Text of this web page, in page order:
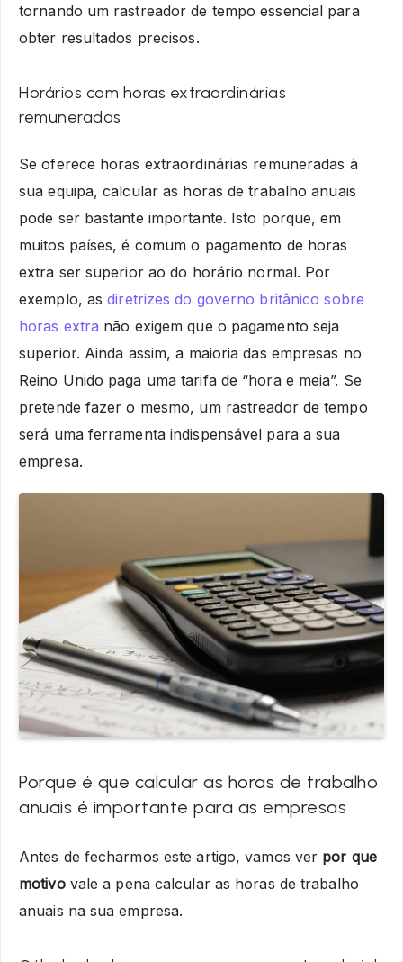
tornando um rastreador de tempo essencial para
obter resultados precisos.
Horários com horas extraordinárias
remuneradas
Se oferece horas extraordinárias remuneradas à
sua equipa, calcular as horas de trabalho anuais
pode ser bastante importante. Isto porque, em
muitos países, é comum o pagamento de horas
extra ser superior ao do horário normal. Por
exemplo, asdiretrizes do governo britânico sobre
horas extra não exigem que o pagamento seja
superior. Ainda assim, a maioria das empresas no
Reino Unido paga uma tarifa de “hora e meia”. Se
pretende fazer o mesmo, um rastreador de tempo
será uma ferramenta indispensável para a sua
empresa.
Porque é que calcular as horas de trabalho
anuais é importante para as empresas
Antes de fecharmos este artigo, vamos ver por que
motivovale a pena calcular as horas de trabalho
anuais na sua empresa.